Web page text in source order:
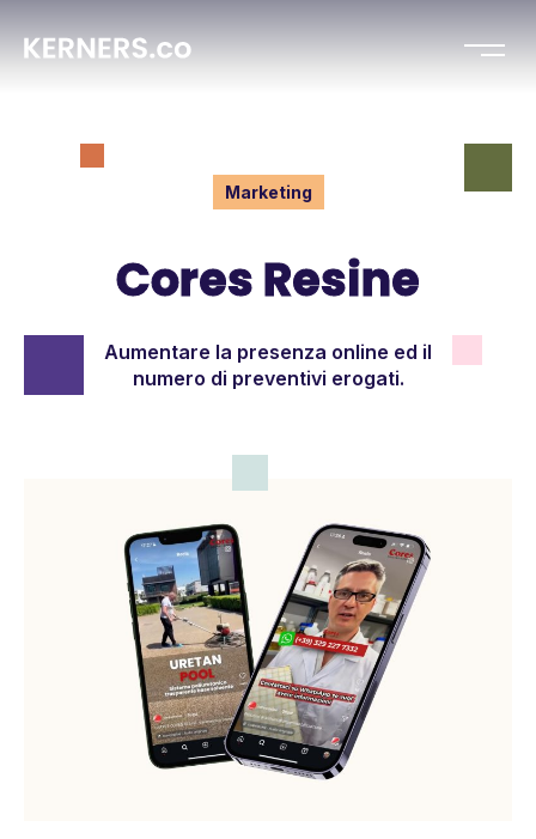
Marketing
Cores Resine
Aumentare la presenza online ed il
numero di preventivi erogati.